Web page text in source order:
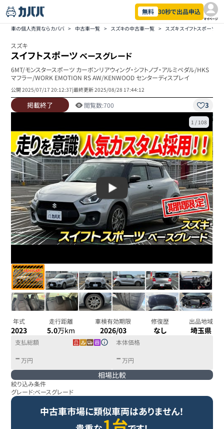
無料 30秒で出品申込
マイページ
車の個人売買ならカババ > 中古車一覧 > スズキの中古車一覧 > スズキ スイフトスポーツ
スズキ
スイフトスポーツベースグレード
6MT/モンスタースポーツ カーボンリアウィング・シフトノブ・アルミペダル/HKS
マフラー/WORK EMOTION RS AW/KENWOOD センターディスプレイ
公開2025/07/17 20:12:37|最終更新2025/08/28 17:44:12
掲載終了 閲覧数:700 3
1 / 108
年式
2023
走行距離
5.0万km
車検有効期限
2026/03
修復歴
なし
出品地域
埼玉県
支払総額
- 万円
本体価格
- 万円
相場比較
絞り込み条件
グレード:ベースグレード
中古車市場に類似車両はありません！